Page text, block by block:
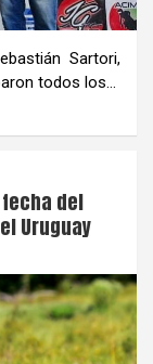
Sartori,
todos los…
del
Uruguay